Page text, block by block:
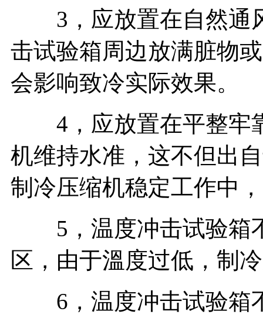
3，应放置在自然通
击试验箱周边放满脏物
会影响致冷实际效果。
4，应放置在平整牢
机维持水准，这不但出
制冷压缩机稳定工作中
5，温度冲击试验箱
区，由于溫度过低，制
6，温度冲击试验箱